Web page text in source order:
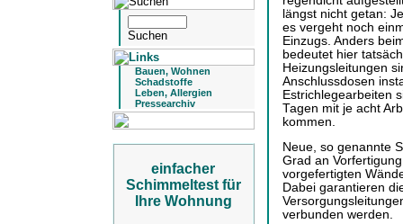
Bauen, Wohnen
Schadstoffe
Leben, Allergien
Pressearchiv
einfacher
Schimmeltest für
Ihre Wohnung
längst nicht getan:
es vergeht noch
Einzugs. Anders
bedeutet hier
Heizungsleitungen
Anschlussdosen
Estrichlegearbeiten
Tagen mit je acht
kommen.
Neue, so genannte
Grad an
vorgefertigten
Dabei garantieren
verbunden werden.